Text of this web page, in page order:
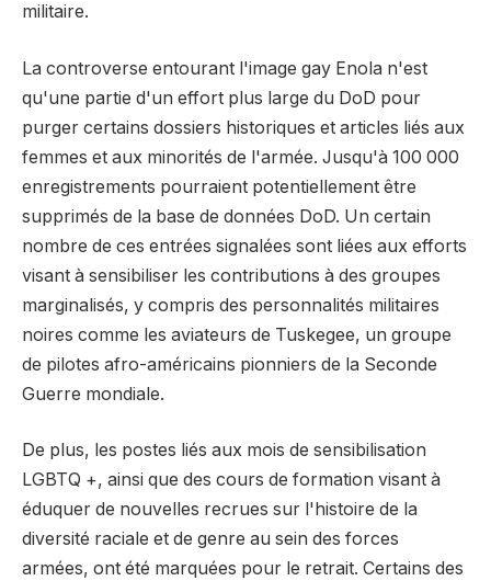
militaire.
La controverse entourant l'image gay Enola n'est
qu'une partie d'un effort plus large du DoD pour
purger certains dossiers historiques et articles liés aux
femmes et aux minorités de l'armée. Jusqu'à 100 000
enregistrements pourraient potentiellement être
supprimés de la base de données DoD. Un certain
nombre de ces entrées signalées sont liées aux efforts
visant à sensibiliser les contributions à des groupes
marginalisés, y compris des personnalités militaires
noires comme les aviateurs de Tuskegee, un groupe
de pilotes afro-américains pionniers de la Seconde
Guerre mondiale.
De plus, les postes liés aux mois de sensibilisation
LGBTQ +, ainsi que des cours de formation visant à
éduquer de nouvelles recrues sur l'histoire de la
diversité raciale et de genre au sein des forces
armées, ont été marquées pour le retrait. Certains des